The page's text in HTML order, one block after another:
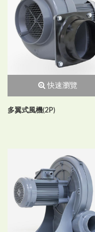
快速瀏覽
多翼式風機(2P)